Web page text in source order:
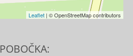
Leaflet | © OpenStreetMap contributors
POBOČKA: